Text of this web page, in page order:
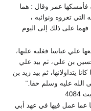
عمر وقال : هما
لحقوقه التي تعروه ونوائبه ،
على ذلك إلى اليوم
علي عباسا فغلبه عليها،
بن علي، ثم بيد علي
ثم بيد زيد بن
عليه وسلم حقا‏."
عما عمل فيها في عهد أبي